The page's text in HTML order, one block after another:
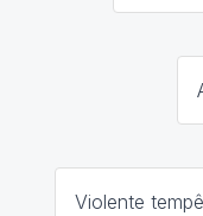
Violente